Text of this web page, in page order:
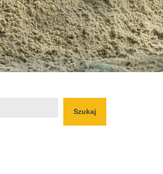
Szukaj